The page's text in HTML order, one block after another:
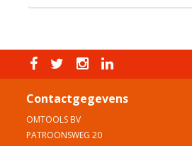
Contactgegevens
OMTOOLS BV
PATROONSWEG 20